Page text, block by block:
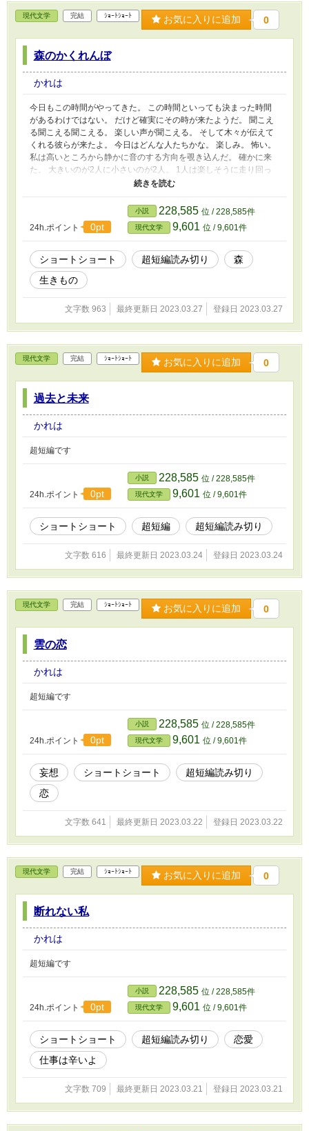
現代文学 完結 ｼｮｰﾄｼｮｰﾄ お気に入りに追加 0
森のかくれんぼ
かれは
今日もこの時間がやってきた。 この時間といっても決まった時間
があるわけではない。 だけど確実にその時が来たようだ。 聞こえ
る聞こえる聞こえる。 楽しい声が聞こえる。 そして木々が伝えて
くれる彼らが来たよ。 今日はどんな人たちかな。 楽しみ。 怖い。
私は高いところから静かに音のする方向を覗き込んだ。 確かに来
た。 大きいのが2人に小さいのが2人。 1人は楽しそうに走り回っ
ている。 もう1人はというと大きいのに隠れている。 何を怖がって
いるのだろう。 小さいといっても僕はよりはずっと大きいくせ
に。 僕らよりも長く生きているくせに。 気に入らないな。 堂々と
してくれ。 この明るい世界に出てきてから。 今日で、何日目だろ
うか。 縄張り争いにも疲れてきたところだ。 いっその事捕まって
しまった方がいいのではないか。 聞くところによるととても待遇
の良いところもあるらしい。 とても優しいものもいるらしい。 だ
けどやっぱり怖いな。 あいつらはどっちなんだろう。 あの走り回
るやつには捕まりたくないな。 何をされるか分からない。 考えて
小さいのが言った。 「簡単には見つからないさ。ほらあっちああ
進んで行く。 捕まってあげても良かったのかもしれない。 だけど
もう少しこの場所でいろんなものたちをみていたい。 捕まるのは
その後だ。 私がみているのはここにいるそのひとときだけで、彼
らの素顔は知らない。 それでもここで彼らが見せる表情は様々
で、見ていて退屈はしない。 時に罠を仕掛ける大きなもの、時に
ビビりながらついてくるものもいる。 彼らは数人でいることを好
むらしい。私は1人でいた方が楽だ。 彼らはどうして群れるのだろ
うか。 そう考えていたその時、二輪の機械が音を立ててやってき
て数メートル先に止まった。 そこから1人の大きなものが降りてき
も澄んだ瞳だった。 彼は真っ直ぐに私のほうに向かってくる。 完
た。 いつもならすぐに飛び立っているのに。 心のどこかでそろそ
ろだと告げている。 どうせならより多くの世界を見よう。 彼なら
で降りた。
24h.ポイント 0pt
小説 228,585 位 / 228,585件
現代文学 9,601 位 / 9,601件
ショートショート 超短編読み切り
森
生きもの
文字数 963 最終更新日 2023.03.27 登録日 2023.03.27
現代文学 完結 ｼｮｰﾄｼｮｰﾄ お気に入りに追加 0
過去と未来
かれは
超短編です
24h.ポイント 0pt
小説 228,585 位 / 228,585件
現代文学 9,601 位 / 9,601件
ショートショート 超短編 超短編読み切り
文字数 616 最終更新日 2023.03.24 登録日 2023.03.24
現代文学 完結 ｼｮｰﾄｼｮｰﾄ お気に入りに追加 0
雲の恋
かれは
超短編です
24h.ポイント 0pt
小説 228,585 位 / 228,585件
現代文学 9,601 位 / 9,601件
妄想 ショートショート
超短編読み切り
恋
文字数 641 最終更新日 2023.03.22 登録日 2023.03.22
現代文学 完結 ｼｮｰﾄｼｮｰﾄ お気に入りに追加 0
断れない私
かれは
超短編です
24h.ポイント 0pt
小説 228,585 位 / 228,585件
現代文学 9,601 位 / 9,601件
ショートショート 超短編読み切り
恋愛
仕事は辛いよ
文字数 709 最終更新日 2023.03.21 登録日 2023.03.21